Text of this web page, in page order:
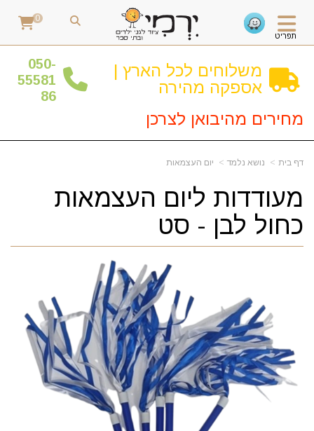
תפריט
0
משלוחים לכל הארץ |
אספקה מהירה
050-
55581
86
מחירים מהיבואן לצרכן
דף בית נושא נלמד יום העצמאות
מעודדות ליום העצמאות
כחול לבן - סט